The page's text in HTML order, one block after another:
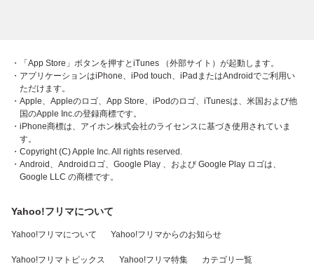
・「App Store」ボタンを押すとiTunes （外部サイト）が起動します。
・アプリケーションはiPhone、iPod touch、iPadまたはAndroidでご利用い
ただけます。
・Apple、Appleのロゴ、App Store、iPodのロゴ、iTunesは、米国および他
国のApple Inc.の登録商標です。
・iPhone商標は、アイホン株式会社のライセンスに基づき使用されていま
す。
・Copyright (C) Apple Inc. All rights reserved.
・Android、Androidロゴ、Google Play 、および Google Play ロゴは、
Google LLC の商標です。
Yahoo!フリマについて
Yahoo!フリマについて Yahoo!フリマからのお知らせ
Yahoo!フリマトピックス Yahoo!フリマ特集 カテゴリ一覧